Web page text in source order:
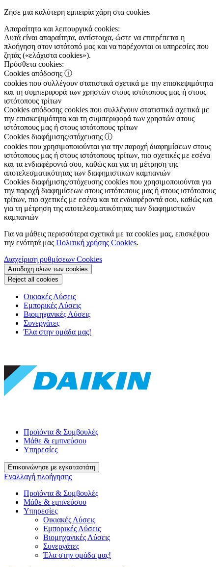
Ζήσε μια καλύτερη εμπειρία χάρη στα cookies
Απαραίτητα και λειτουργικά cookies:
Αυτά είναι απαραίτητα, αντίστοιχα, ώστε να επιτρέπεται η
πλοήγηση στον ιστότοπό μας και να παρέχονται οι υπηρεσίες που
ζητάς («ελάχιστα cookies»).
Πρόσθετα cookies:
Cookies απόδοσης ⓘ
cookies που συλλέγουν στατιστικά σχετικά με την επισκεψιμότητα
και τη συμπεριφορά των χρηστών στους ιστότοπους μας ή στους
ιστότοπους τρίτων
Cookies απόδοσης cookies που συλλέγουν στατιστικά σχετικά με
την επισκεψιμότητα και τη συμπεριφορά των χρηστών στους
ιστότοπους μας ή στους ιστότοπους τρίτων
Cookies διαφήμισης/στόχευσης ⓘ
cookies που χρησιμοποιούνται για την παροχή διαφημίσεων στους
ιστότοπους μας ή στους ιστότοπους τρίτων, πιο σχετικές με εσένα
και τα ενδιαφέροντά σου, καθώς και για τη μέτρηση της
αποτελεσματικότητας των διαφημιστικών καμπανιών
Cookies διαφήμισης/στόχευσης cookies που χρησιμοποιούνται για
την παροχή διαφημίσεων στους ιστότοπους μας ή στους ιστότοπους
τρίτων, πιο σχετικές με εσένα και τα ενδιαφέροντά σου, καθώς και
για τη μέτρηση της αποτελεσματικότητας των διαφημιστικών
καμπανιών
Για να μάθεις περισσότερα σχετικά με τα cookies μας, επισκέψου
την ενότητά μας Πολιτική χρήσης Cookies.
Διαχείριση ρυθμίσεων Cookies
Αποδοχη ολων των cookies
Reject all cookies
Οικιακές Λύσεις
Εμπορικές Λύσεις
Βιομηχανικές Λύσεις
Συνεργάτες
Έλα στην ομάδα μας!
Προϊόντα & Συμβουλές
Μάθε & εμπνεύσου
Υπηρεσίες
Επικοινώνησε με εγκαταστάτη
Εναλλαγή πλοήγησης
Προϊόντα & Συμβουλές
Μάθε & εμπνεύσου
Υπηρεσίες
Οικιακές Λύσεις
Εμπορικές Λύσεις
Βιομηχανικές Λύσεις
Συνεργάτες
Έλα στην ομάδα μας!